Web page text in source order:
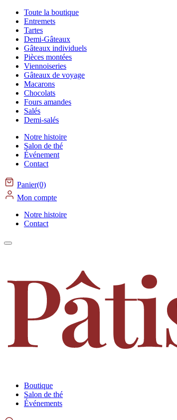
Toute la boutique
Entremets
Tartes
Demi-Gâteaux
Gâteaux individuels
Pièces montées
Viennoiseries
Gâteaux de voyage
Macarons
Chocolats
Fours amandes
Salés
Demi-salés
Notre histoire
Salon de thé
Événement
Contact
Panier(0)
Mon compte
Notre histoire
Contact
Boutique
Salon de thé
Événements